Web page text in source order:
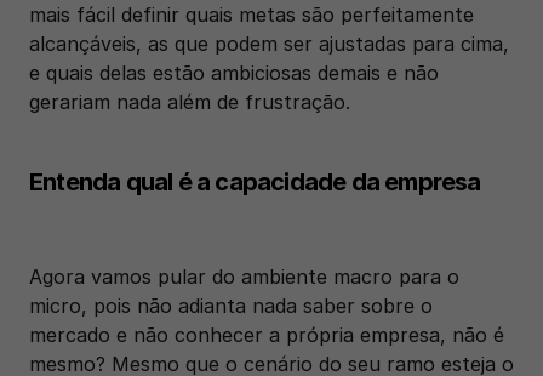
mais fácil definir quais metas são perfeitamente
alcançáveis, as que podem ser ajustadas para cima,
e quais delas estão ambiciosas demais e não
gerariam nada além de frustração.
Entenda qual é a capacidade da empresa
Agora vamos pular do ambiente macro para o
micro, pois não adianta nada saber sobre o
mercado e não conhecer a própria empresa, não é
mesmo? Mesmo que o cenário do seu ramo esteja o